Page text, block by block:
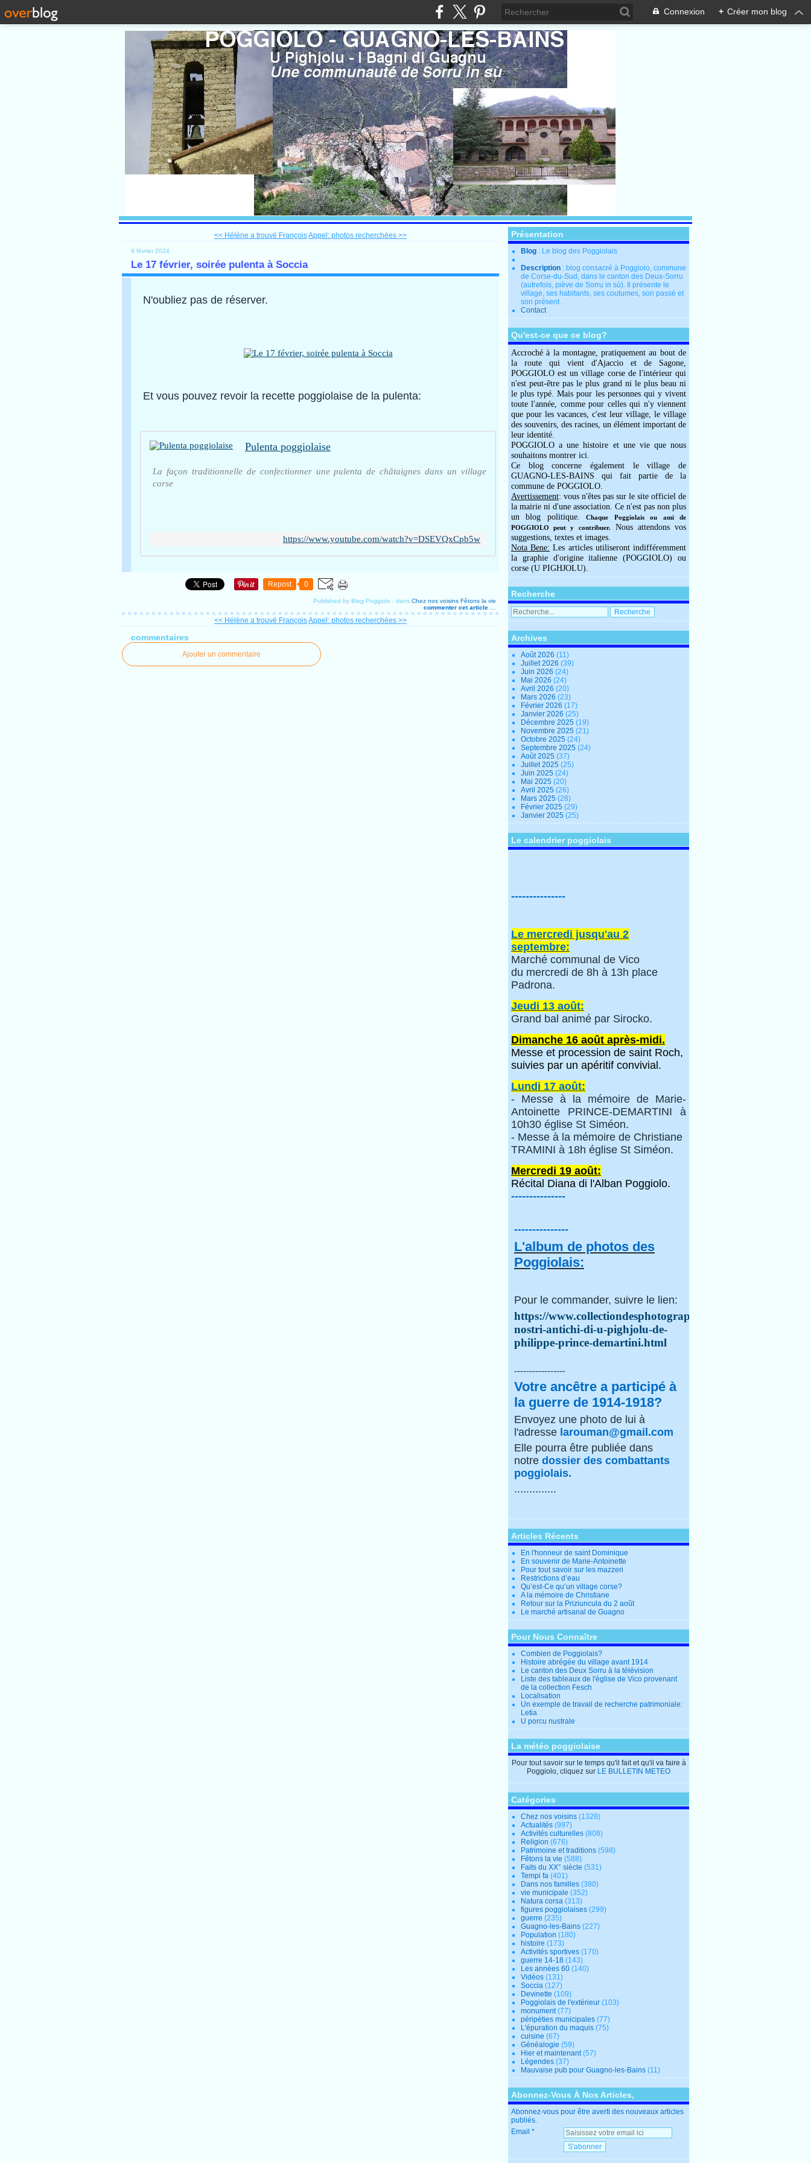
Connexion + Créer mon blog
<< Hélène a trouvé FrançoisAppel: photos recherchées >>
9 février 2024
Le 17 février, soirée pulenta à Soccia
N'oubliez pas de réserver.
Et vous pouvez revoir la recette poggiolaise de la pulenta:
Pulenta poggiolaise
La façon traditionnelle de confectionner une pulenta de châtaignes dans un village
corse
https://www.youtube.com/watch?v=DSEVQxCpb5w
Repost 0
Published by Blog Poggiolo - dans Chez nos voisins Fêtons la vie
commenter cet article
<< Hélène a trouvé FrançoisAppel: photos recherchées >>
commentaires
Ajouter un commentaire
Présentation
Blog : Le blog des Poggiolais
Description : blog consacré à Poggiolo, commune
de Corse-du-Sud, dans le canton des Deux-Sorru
(autrefois, piève de Sorru in sù). Il présente le
village, ses habitants, ses coutumes, son passé et
son présent.
Contact
Qu'est-ce que ce blog?
Accroché à la montagne, pratiquement au bout de
la route qui vient d'Ajaccio et de Sagone,
POGGIOLO est un village corse de l'intérieur qui
n'est peut-être pas le plus grand ni le plus beau ni
le plus typé. Mais pour les personnes qui y vivent
toute l'année, comme pour celles qui n'y viennent
que pour les vacances, c'est leur village, le village
des souvenirs, des racines, un élément important de
leur identité.
POGGIOLO a une histoire et une vie que nous
souhaitons montrer ici.
Ce blog concerne également le village de
GUAGNO-LES-BAINS qui fait partie de la
commune de POGGIOLO.
Avertissement: vous n'êtes pas sur le site officiel de
la mairie ni d'une association. Ce n'est pas non plus
un blog politique.Chaque Poggiolais ou ami de
POGGIOLO peut y contribuer.Nous attendons vos
suggestions, textes et images.
Nota Bene: Les articles utiliseront indifféremment
la graphie d'origine italienne (POGGIOLO) ou
corse (U PIGHJOLU).
Recherche
Archives
Août 2026 (11)
Juillet 2026 (39)
Juin 2026 (24)
Mai 2026 (24)
Avril 2026 (20)
Mars 2026 (23)
Février 2026 (17)
Janvier 2026 (25)
Décembre 2025 (19)
Novembre 2025 (21)
Octobre 2025 (24)
Septembre 2025 (24)
Août 2025 (37)
Juillet 2025 (25)
Juin 2025 (24)
Mai 2025 (20)
Avril 2025 (26)
Mars 2025 (28)
Février 2025 (29)
Janvier 2025 (25)
Le calendrier poggiolais
---------------
Le mercredi jusqu'au 2
septembre:
Marché communal de Vico
du mercredi de 8h à 13h place
Padrona.
Jeudi 13 août:
Grand bal animé par Sirocko.
Dimanche 16 août après-midi.
Messe et procession de saint Roch,
suivies par un apéritif convivial.
Lundi 17 août:
- Messe à la mémoire de Marie-
Antoinette PRINCE-DEMARTINI à
10h30 église St Siméon.
- Messe à la mémoire de Christiane
TRAMINI à 18h église St Siméon.
Mercredi 19 août:
Récital Diana di l'Alban Poggiolo.
---------------
---------------
L'album de photos des
Poggiolais:
Pour le commander, suivre le lien:
https://www.collectiondesphotographes.com/i-
nostri-antichi-di-u-pighjolu-de-
philippe-prince-demartini.html
-----------------
Votre ancêtre a participé à
la guerre de 1914-1918?
Envoyez une photo de lui à
l'adresse larouman@gmail.com
Elle pourra être publiée dans
notre dossier des combattants
poggiolais.
..............
Articles Récents
En l'honneur de saint Dominique
En souvenir de Marie-Antoinette
Pour tout savoir sur les mazzeri
Restrictions d’eau
Qu’est-Ce qu’un village corse?
A la mémoire de Christiane
Retour sur la Priziuncula du 2 août
Le marché artisanal de Guagno
Pour Nous Connaître
Combien de Poggiolais?
Histoire abrégée du village avant 1914
Le canton des Deux Sorru à la télévision
Liste des tableaux de l'église de Vico provenant
de la collection Fesch
Localisation
Un exemple de travail de recherche patrimoniale:
Letia
U porcu nustrale
La météo poggiolaise
Pour tout savoir sur le temps qu'il fait et qu'il va faire à
Poggiolo, cliquez sur LE BULLETIN METEO
Catégories
Chez nos voisins (1328)
Actualités (997)
Activités culturelles (808)
Religion (676)
Patrimoine et traditions (598)
Fêtons la vie (588)
Faits du XX° siècle (531)
Tempi fa (401)
Dans nos familles (380)
vie municipale (352)
Natura corsa (313)
figures poggiolaises (299)
guerre (235)
Guagno-les-Bains (227)
Population (180)
histoire (173)
Activités sportives (170)
guerre 14-18 (143)
Les années 60 (140)
Vidéos (131)
Soccia (127)
Devinette (109)
Poggiolais de l'extérieur (103)
monument(77)
péripéties municipales (77)
L'épuration du maquis (75)
cuisine (67)
Généalogie (59)
Hier et maintenant(57)
Légendes (37)
Mauvaise pub pour Guagno-les-Bains (11)
Abonnez-Vous À Nos Articles,
Abonnez-vous pour être averti des nouveaux articles
publiés.
Email